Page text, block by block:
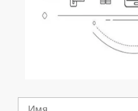
Имя